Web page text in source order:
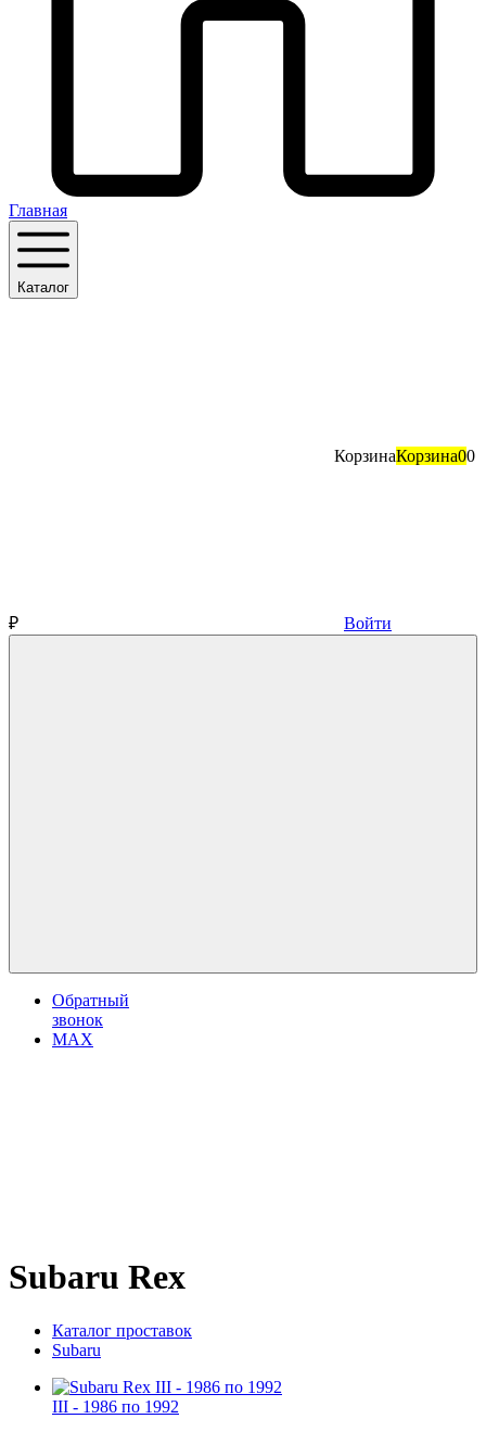
Главная
Каталог
КорзинаКорзина00
₽ Войти
Обратный
звонок
MAX
Subaru Rex
Каталог проставок
Subaru
III - 1986 по 1992